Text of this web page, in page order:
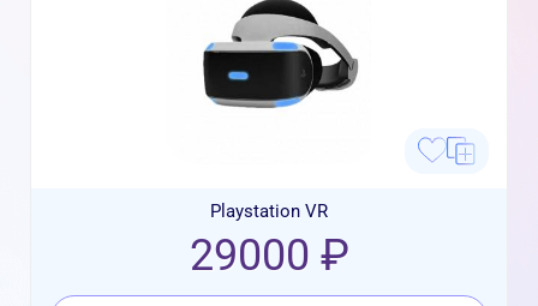
Playstation VR
29000 ₽